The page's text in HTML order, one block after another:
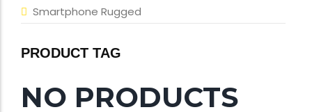
Smartphone Rugged
PRODUCT TAG
NO PRODUCTS